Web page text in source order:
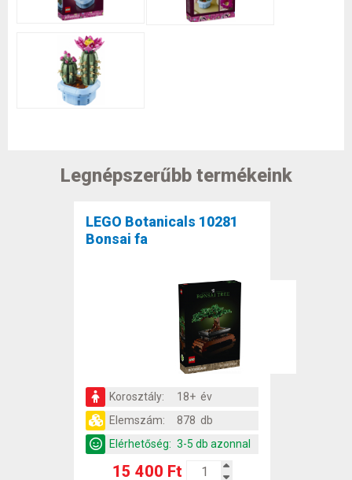
Legnépszerűbb termékeink
LEGO Botanicals 10281
Bonsai fa
Korosztály:
18+ év
Elemszám:
878 db
Elérhetőség: 3-5 db azonnal
15 400 Ft